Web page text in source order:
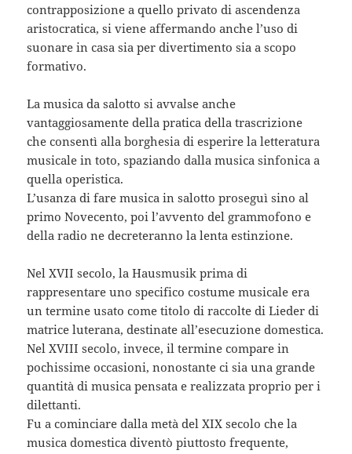
contrapposizione a quello privato di ascendenza
aristocratica, si viene affermando anche l’uso di
suonare in casa sia per divertimento sia a scopo
formativo.
La musica da salotto si avvalse anche
vantaggiosamente della pratica della trascrizione
che consentì alla borghesia di esperire la letteratura
musicale in toto, spaziando dalla musica sinfonica a
quella operistica.
L’usanza di fare musica in salotto proseguì sino al
primo Novecento, poi l’avvento del grammofono e
della radio ne decreteranno la lenta estinzione.
Nel XVII secolo, la Hausmusik prima di
rappresentare uno specifico costume musicale era
un termine usato come titolo di raccolte di Lieder di
matrice luterana, destinate all’esecuzione domestica.
Nel XVIII secolo, invece, il termine compare in
pochissime occasioni, nonostante ci sia una grande
quantità di musica pensata e realizzata proprio per i
dilettanti.
Fu a cominciare dalla metà del XIX secolo che la
musica domestica diventò piuttosto frequente,